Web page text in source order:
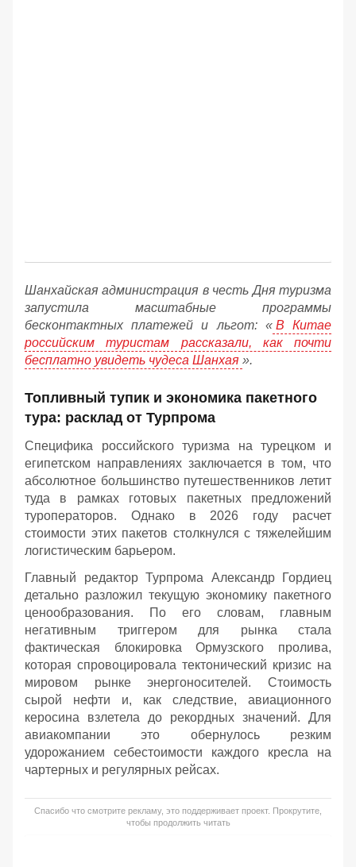
Шанхайская администрация в честь Дня туризма
запустила масштабные программы
бесконтактных платежей и льгот: « В Китае
российским туристам рассказали, как почти
бесплатно увидеть чудеса Шанхая ».
Топливный тупик и экономика пакетного
тура: расклад от Турпрома
Специфика российского туризма на турецком и
египетском направлениях заключается в том, что
абсолютное большинство путешественников летит
туда в рамках готовых пакетных предложений
туроператоров. Однако в 2026 году расчет
стоимости этих пакетов столкнулся с тяжелейшим
логистическим барьером.
Главный редактор Турпрома Александр Гордиец
детально разложил текущую экономику пакетного
ценообразования. По его словам, главным
негативным триггером для рынка стала
фактическая блокировка Ормузского пролива,
которая спровоцировала тектонический кризис на
мировом рынке энергоносителей. Стоимость
сырой нефти и, как следствие, авиационного
керосина взлетела до рекордных значений. Для
авиакомпании это обернулось резким
удорожанием себестоимости каждого кресла на
чартерных и регулярных рейсах.
Спасибо что смотрите рекламу, это поддерживает проект. Прокрутите,
чтобы продолжить читать